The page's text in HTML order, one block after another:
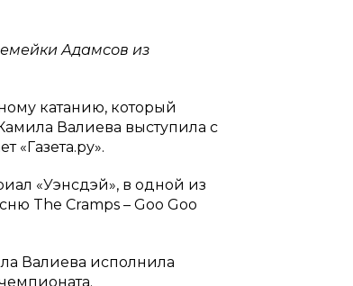
Адамсов из
катанию, который
Валиева выступила с
«Газета.ру».
«Уэнсдэй», в одной из
The Cramps – Goo Goo
Валиева исполнила